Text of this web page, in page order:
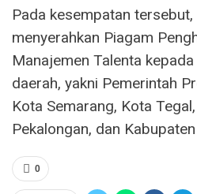
Pada kesempatan tersebut,
menyerahkan Piagam
Manajemen Talenta
daerah, yakni Pemerintah
Kota Semarang, Kota
Pekalongan, dan
0